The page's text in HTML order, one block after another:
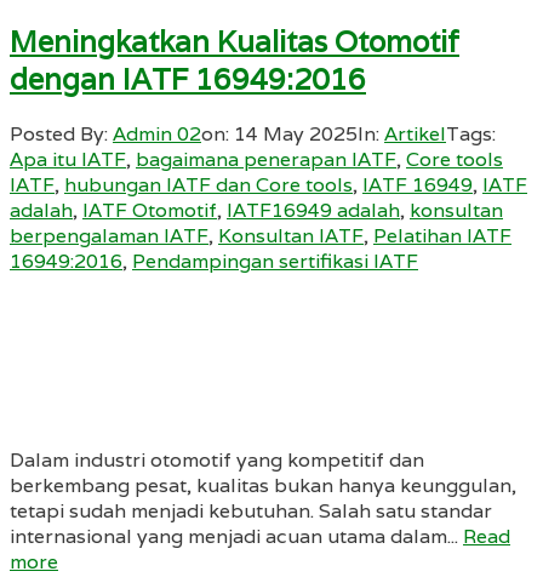
Meningkatkan Kualitas Otomotif
dengan IATF 16949:2016
Posted By:Admin 02on: 14 May 2025In:ArtikelTags:
Apa itu IATF, bagaimana penerapan IATF,Core tools
IATF, hubungan IATF dan Core tools, IATF 16949, IATF
adalah, IATF Otomotif, IATF16949 adalah, konsultan
berpengalaman IATF, Konsultan IATF, Pelatihan IATF
16949:2016, Pendampingan sertifikasi IATF
Dalam industri otomotif yang kompetitif dan
berkembang pesat, kualitas bukan hanya keunggulan,
tetapi sudah menjadi kebutuhan. Salah satu standar
internasional yang menjadi acuan utama dalam... Read
more